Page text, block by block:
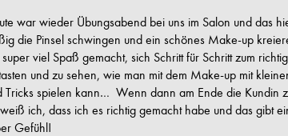
war wieder Übungsabend bei uns im Salon und das
die Pinsel schwingen und ein schönes Make-up
super viel Spaß gemacht, sich Schritt für Schritt zum
und zu sehen, wie man mit dem Make-up mit
Tricks spielen kann… Wenn dann am Ende die Kundin
ich, dass ich es richtig gemacht habe und das gibt
Gefühl!